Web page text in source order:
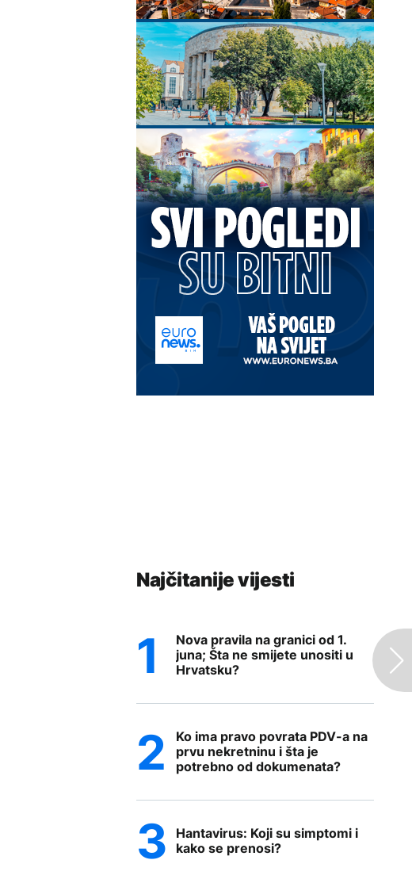
Najčitanije vijesti
Nova pravila na granici od 1.
juna; Šta ne smijete unositi u
Hrvatsku?
Ko ima pravo povrata PDV-a na
prvu nekretninu i šta je
potrebno od dokumenata?
Hantavirus: Koji su simptomi i
kako se prenosi?